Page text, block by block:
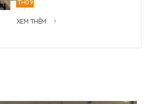
TH09
XEM THÊM